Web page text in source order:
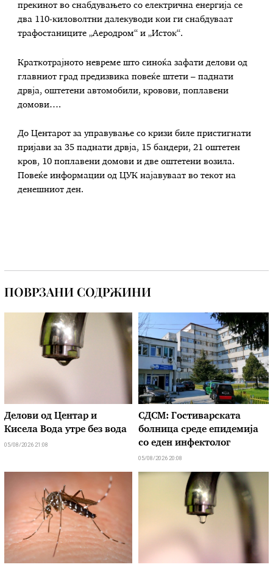
прекинот во снабдувањето со електрична енергија се
два 110-киловолтни далекуводи кои ги снабдуваат
трафостаниците „Аеродром“ и „Исток“.
Краткотрајното невреме што синоќа зафати делови од
главниот град предизвика повеќе штети – паднати
дрвја, оштетени автомобили, кровови, поплавени
домови….
До Центарот за управување со кризи биле пристигнати
пријави за 35 паднати дрвја, 15 бандери, 21 оштетен
кров, 10 поплавени домови и две оштетени возила.
Повеќе информации од ЦУК најавуваат во текот на
денешниот ден.
ПОВРЗАНИ СОДРЖИНИ
Делови од Центар и
Кисела Вода утре без вода
05/08/2026 21:08
СДСМ: Гостиварската
болница среде епидемија
со еден инфектолог
05/08/2026 20:08